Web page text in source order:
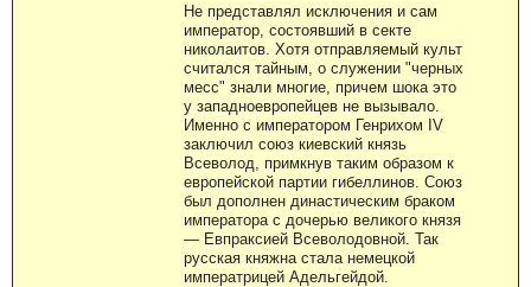
Не представлял исключения и сам
император, состоявший в секте
николаитов. Хотя отправляемый культ
считался тайным, о служении "черных
месс" знали многие, причем шока это
у западноевропейцев не вызывало.
Именно с императором Генрихом IV
заключил союз киевский князь
Всеволод, примкнув таким образом к
европейской партии гибеллинов. Союз
был дополнен династическим браком
императора с дочерью великого князя
— Евпраксией Всеволодовной. Так
русская княжна стала немецкой
императрицей Адельгейдой.